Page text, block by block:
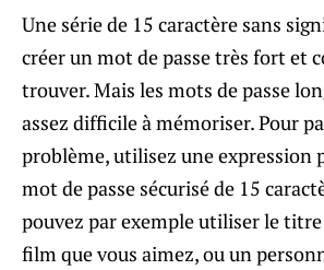
Une série de 15 caractère sans
créer un mot de passe très fort et
trouver. Mais les mots de passe
assez difficile à mémoriser. Pour
problème, utilisez une expression
mot de passe sécurisé de 15
pouvez par exemple utiliser le titre
film que vous aimez, ou un